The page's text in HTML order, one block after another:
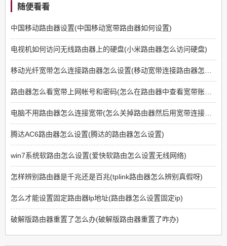
随便看看
中国移动路由器设置(中国移动宽带路由器如何设置)
电视机如何访问无线路由器上的硬盘(小米路由器怎么访问硬盘)
移动光纤宽带怎么连接路由器怎么设置(移动宽带连接路由器怎么设置方法)
路由器怎么看宽带上网帐号和密码(怎么在路由器中查看宽带账号和密码)
电脑不用路由器怎么连接宽带(怎么关掉路由器然后用宽带连接上网)
腾达AC6路由器怎么设置(腾达的路由器怎么设置)
win7系统软路由怎么设置(爱快软路由怎么设置无线网络)
怎样辨别路由器是千兆还是百兆(tplink路由器怎么辨别真假呀)
怎么才能设置固定路由器lp地址(路由器怎么设置固定ip)
破解版路由器重置了怎么办(破解版路由器重置了咋办)